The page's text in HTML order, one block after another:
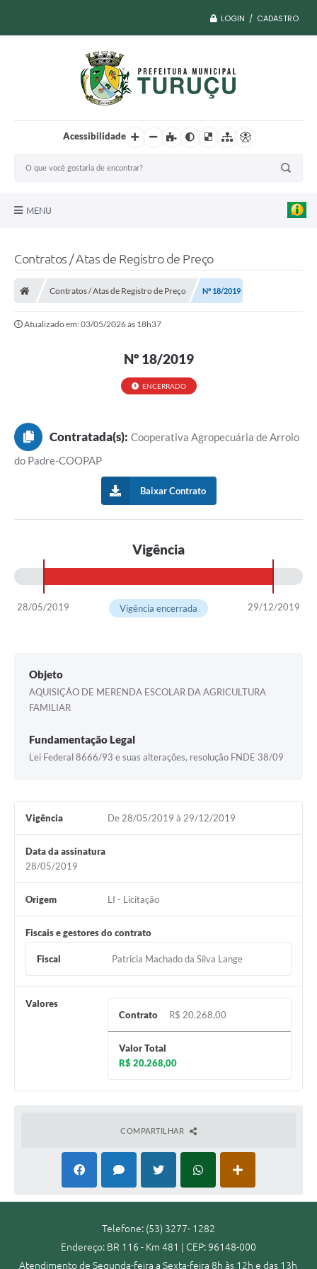
LOGIN / CADASTRO
Acessibilidade
MENU
Transparência
Governo
Publicações
Carta de Serviços
Ouvidoria
Contato
Contratos / Atas de Registro de Preço
Contratos / Atas de Registro de Preço Nº 18/2019
Atualizado em: 03/05/2026 às 18h37
Nº 18/2019
ENCERRADO
Contratada(s): Cooperativa Agropecuária de Arroio
do Padre-COOPAP
Baixar Contrato
Vigência
28/05/2019 29/12/2019
Vigência encerrada
Objeto
AQUISIÇÃO DE MERENDA ESCOLAR DA AGRICULTURA
FAMILIAR
Fundamentação Legal
Lei Federal 8666/93 e suas alterações, resolução FNDE 38/09
Vigência De 28/05/2019 à 29/12/2019
Data da assinatura
28/05/2019
Origem LI - Licitação
Fiscais e gestores do contrato
Fiscal Patricia Machado da Silva Lange
Valores
Contrato
R$ 20.268,00
Valor Total
R$ 20.268,00
COMPARTILHAR
Telefone: (53) 3277- 1282
Endereço: BR 116 - Km 481 | CEP: 96148-000
Atendimento de Segunda-feira a Sexta-feira 8h às 12h e das 13h